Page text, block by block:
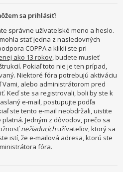
sa prihlásiť!
správne užívateľské meno a heslo.
stať jedna z nasledovných
COPPA a klikli ste pri
ako 13 rokov, budete musieť
Pokiaľ toto nie je ten prípad,
Niektoré fóra potrebujú aktiváciu
alebo administrátorom pred
Keď ste sa registrovali, boli by ste k
e-mail, postupujte podľa
ste tento e-mail neobdržali, uistite
Jedným z dôvodov, prečo sa
nežiaducichužívateľov, ktorý sa
istí, že e-mailová adresa, ktorú ste
fóra.